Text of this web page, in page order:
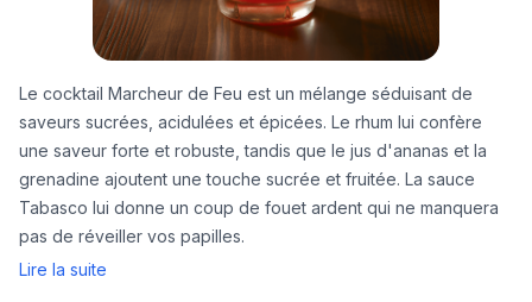
Le cocktail Marcheur de Feu est un mélange séduisant de
saveurs sucrées, acidulées et épicées. Le rhum lui confère
une saveur forte et robuste, tandis que le jus d'ananas et la
grenadine ajoutent une touche sucrée et fruitée. La sauce
Tabasco lui donne un coup de fouet ardent qui ne manquera
pas de réveiller vos papilles.
Lire la suite